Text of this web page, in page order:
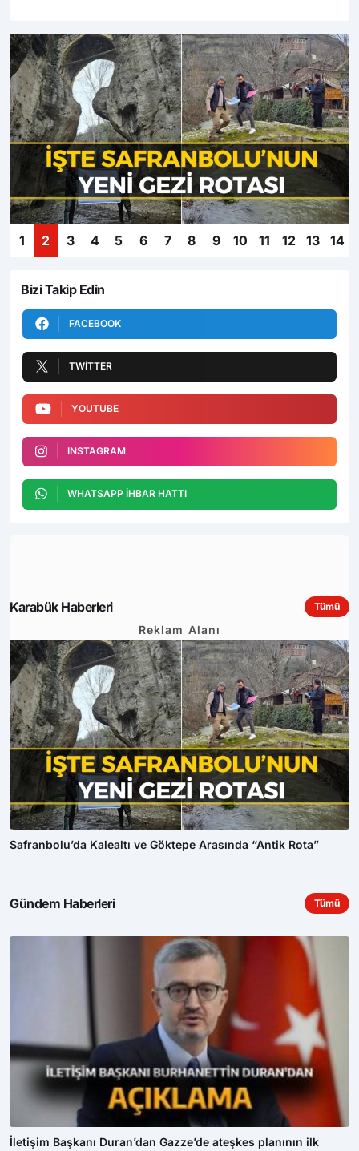
1 2 3 4 5 6 7 8 9 10 11 12 13 14
Bizi Takip Edin
FACEBOOK
TWITTER
YOUTUBE
INSTAGRAM
WHATSAPP İHBAR HATTI
Reklam Alanı
Bileşen ayarlarından görsel ekleyin
Karabük Haberleri Tümü
Safranbolu’da Kalealtı ve Göktepe Arasında “Antik Rota”
Gündem Haberleri Tümü
İletişim Başkanı Duran’dan Gazze’de ateşkes planının ilk